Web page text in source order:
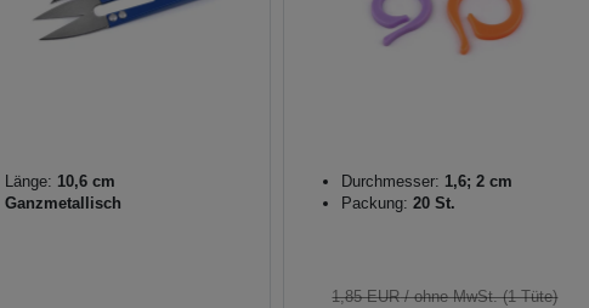
Länge: 10,6 cm
Ganzmetallisch
Durchmesser: 1,6; 2 cm
Packung: 20 St.
1,85 EUR/ ohne MwSt. (1 Tüte)